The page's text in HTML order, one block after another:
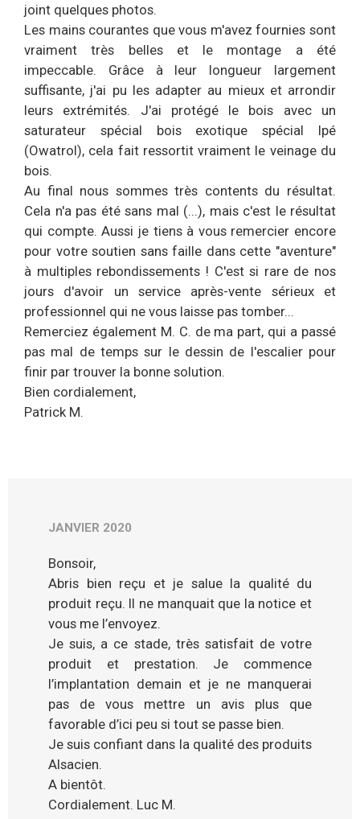
joint quelques photos.
Les mains courantes que vous m'avez fournies sont
vraiment très belles et le montage a été
impeccable. Grâce à leur longueur largement
suffisante, j'ai pu les adapter au mieux et arrondir
leurs extrémités. J'ai protégé le bois avec un
saturateur spécial bois exotique spécial Ipé
(Owatrol), cela fait ressortit vraiment le veinage du
bois.
Au final nous sommes très contents du résultat.
Cela n'a pas été sans mal (...), mais c'est le résultat
qui compte. Aussi je tiens à vous remercier encore
pour votre soutien sans faille dans cette "aventure"
à multiples rebondissements ! C'est si rare de nos
jours d'avoir un service après-vente sérieux et
professionnel qui ne vous laisse pas tomber...
Remerciez également M. C. de ma part, qui a passé
pas mal de temps sur le dessin de l'escalier pour
finir par trouver la bonne solution.
Bien cordialement,
Patrick M.
JANVIER 2020
Bonsoir,
Abris bien reçu et je salue la qualité du
produit reçu. Il ne manquait que la notice et
vous me l’envoyez.
Je suis, a ce stade, très satisfait de votre
produit et prestation. Je commence
l’implantation demain et je ne manquerai
pas de vous mettre un avis plus que
favorable d’ici peu si tout se passe bien.
Je suis confiant dans la qualité des produits
Alsacien.
A bientôt.
Cordialement. Luc M.